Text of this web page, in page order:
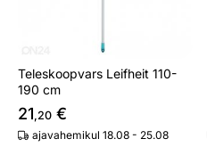
Teleskoopvars Leifheit 110-
190 cm
21,20 €
ajavahemikul 18.08 - 25.08